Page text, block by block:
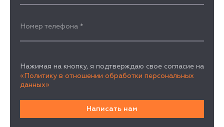
Номер телефона *
Нажимая на кнопку, я подтверждаю свое согласие на
«Политику в отношении обработки персональных
данных»